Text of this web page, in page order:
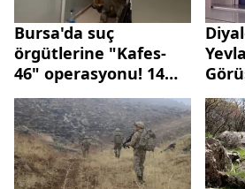
Bursa'da suç
örgütlerine "Kafes-
46" operasyonu! 14
şüpheli tutuklandı